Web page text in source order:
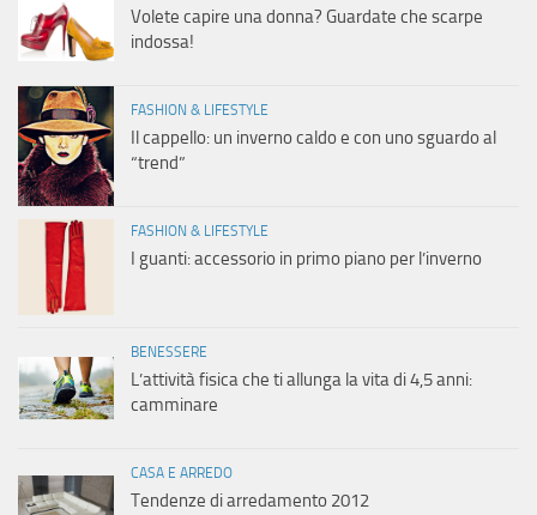
Volete capire una donna? Guardate che scarpe
indossa!
FASHION & LIFESTYLE
Il cappello: un inverno caldo e con uno sguardo al
“trend”
FASHION & LIFESTYLE
I guanti: accessorio in primo piano per l’inverno
BENESSERE
L’attività fisica che ti allunga la vita di 4,5 anni:
camminare
CASA E ARREDO
Tendenze di arredamento 2012